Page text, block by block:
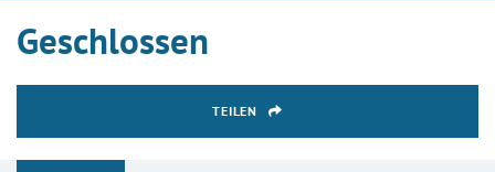
Geschlossen
TEILEN